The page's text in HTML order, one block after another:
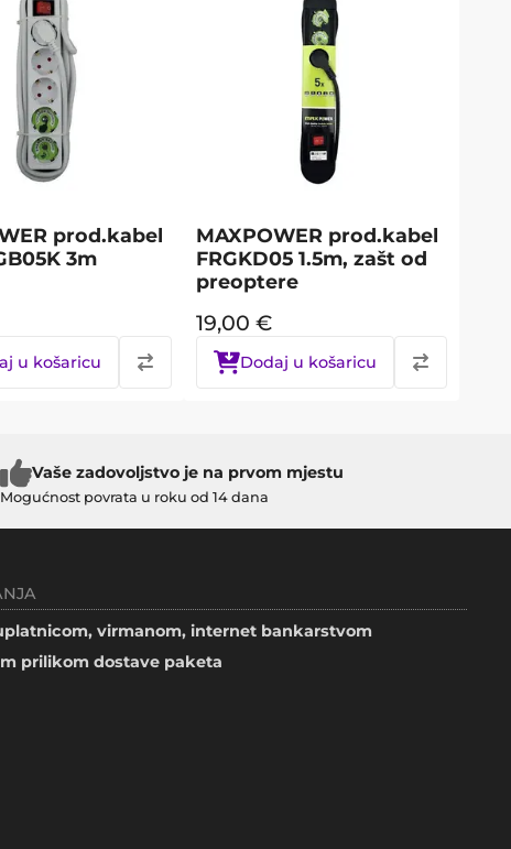
prod.kabel
3m
u košaricu
MAXPOWER prod.kabel
FRGKD05 1.5m, zašt od
preoptere
19,00 €
Dodaj u košaricu
Vaše zadovoljstvo je na prvom mjestu
Mogućnost povrata u roku od 14 dana
virmanom, internet bankarstvom
prilikom dostave paketa